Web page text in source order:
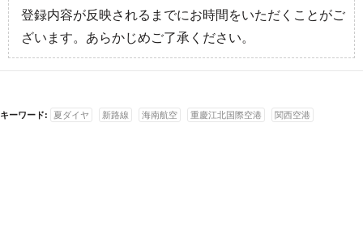
登録内容が反映されるまでにお時間をいただくことがご
ざいます。あらかじめご了承ください。
キーワード: 夏ダイヤ 新路線 海南航空 重慶江北国際空港 関西空港